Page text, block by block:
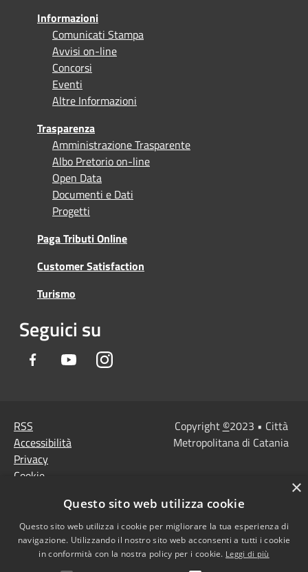
Informazioni
Comunicati Stampa
Avvisi on-line
Concorsi
Eventi
Altre Informazioni
Trasparenza
Amministrazione Trasparente
Albo Pretorio on-line
Open Data
Documenti e Dati
Progetti
Paga Tributi Online
Customer Satisfaction
Turismo
Seguici su
Facebook YoutubeInstagram
RSS
Accessibilità
Privacy
Cookie
Note Legali
Agenzia per l'Italia
digitale
Copyright ©2023 • Città
Metropolitana di Catania
×
Questo sito web utilizza cookie
Questo sito web utilizza i cookie per migliorare la tua esperienza di
navigazione. Utilizzando il nostro sito web acconsenti a tutti i cookie
in conformità con la nostra policy per i cookie. Leggi di più